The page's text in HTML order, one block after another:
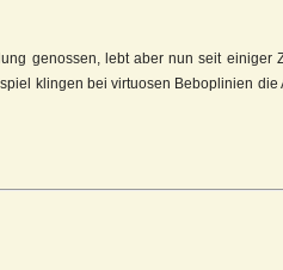
genossen, lebt aber nun seit einiger
klingen bei virtuosen Beboplinien die